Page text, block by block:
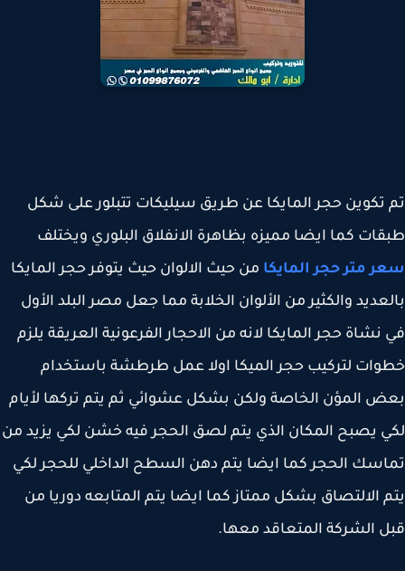
تكوين حجر المايكا عن طريق سيليكات تتبلور على شكل
كما ايضا مميزه بظاهرة الانفلاق البلوري ويختلف
متر حجر المايكامن حيث الالوان حيث يتوفر حجر المايكا
والكثير من الألوان الخلابة مما جعل مصر البلد الأول
حجر المايكا لانه من الاحجار الفرعونية العريقة يلزم
لتركيب حجر الميكا اولا عمل طرطشة باستخدام
المؤن الخاصة ولكن بشكل عشوائي ثم يتم تركها لأيام
يصبح المكان الذي يتم لصق الحجر فيه خشن لكي يزيد من
الحجر كما ايضا يتم دهن السطح الداخلي للحجر لكي
الالتصاق بشكل ممتاز كما ايضا يتم المتابعه دوريا من
الشركة المتعاقد معها.